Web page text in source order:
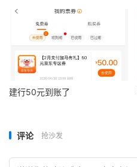
建行50元到账了
评论 抢沙发